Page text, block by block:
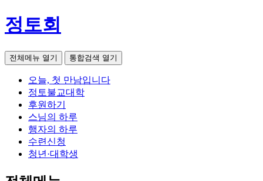
정토회
전체메뉴 열기 통합검색 열기
오늘, 첫 만남입니다
정토불교대학
후원하기
스님의 하루
행자의 하루
수련신청
청년·대학생